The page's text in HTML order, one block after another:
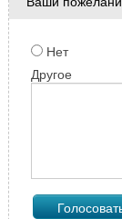
Нет
Другое